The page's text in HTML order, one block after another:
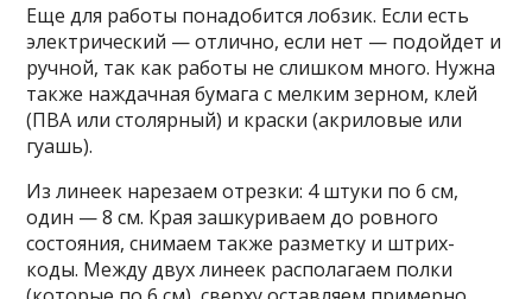
Еще для работы понадобится лобзик. Если есть
электрический — отлично, если нет — подойдет и
ручной, так как работы не слишком много. Нужна
также наждачная бумага с мелким зерном, клей
(ПВА или столярный) и краски (акриловые или
гуашь).
Из линеек нарезаем отрезки: 4 штуки по 6 см,
один — 8 см. Края зашкуриваем до ровного
состояния, снимаем также разметку и штрих-
коды. Между двух линеек располагаем полки